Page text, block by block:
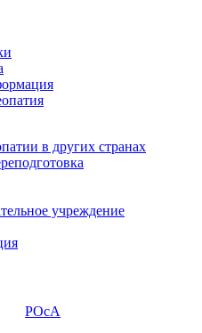
в других странах
учреждение
РОсА